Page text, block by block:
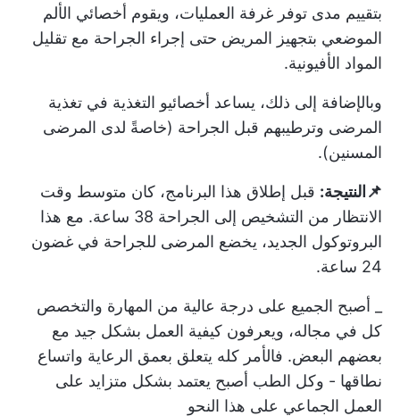
بتقييم مدى توفر غرفة العمليات، ويقوم أخصائي الألم
الموضعي بتجهيز المريض حتى إجراء الجراحة مع تقليل
المواد الأفيونية.
وبالإضافة إلى ذلك، يساعد أخصائيو التغذية في تغذية
المرضى وترطيبهم قبل الجراحة (خاصةً لدى المرضى
المسنين).
📌النتيجة: قبل إطلاق هذا البرنامج، كان متوسط وقت
الانتظار من التشخيص إلى الجراحة 38 ساعة. مع هذا
البروتوكول الجديد، يخضع المرضى للجراحة في غضون
24 ساعة.
_ أصبح الجميع على درجة عالية من المهارة والتخصص
كل في مجاله، ويعرفون كيفية العمل بشكل جيد مع
بعضهم البعض. فالأمر كله يتعلق بعمق الرعاية واتساع
نطاقها - وكل الطب أصبح يعتمد بشكل متزايد على
العمل الجماعي على هذا النحو